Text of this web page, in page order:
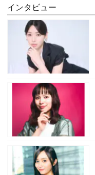
インタビュー